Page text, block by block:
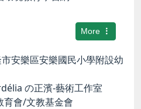
More
安樂區安樂國民小學附設幼
の正濱-藝術工作室
育會/文教基金會